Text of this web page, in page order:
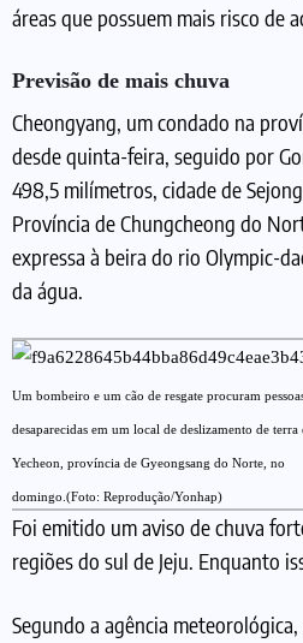
áreas que possuem mais risco de
Previsão de mais chuva
Cheongyang, um condado na
desde quinta-feira, seguido por
498,5 milímetros, cidade de
Província de Chungcheong do
expressa à beira do rio Olympic-
da água.
Um bombeiro e um cão de resgate procuram
desaparecidas em um local de deslizamento de terra
Yecheon, província de Gyeongsang do Norte, no
domingo.(Foto: Reprodução/Yonhap)
Foi emitido um aviso de chuva
regiões do sul de Jeju. Enquanto
Segundo a agência